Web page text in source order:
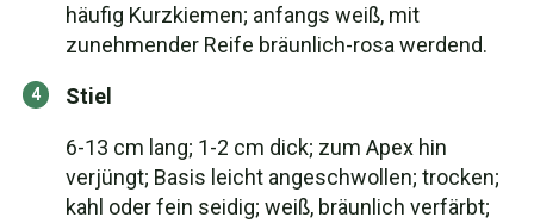
häufig Kurzkiemen; anfangs weiß, mit
zunehmender Reife bräunlich-rosa werdend.
Stiel
6-13 cm lang; 1-2 cm dick; zum Apex hin
verjüngt; Basis leicht angeschwollen; trocken;
kahl oder fein seidig; weiß, bräunlich verfärbt;